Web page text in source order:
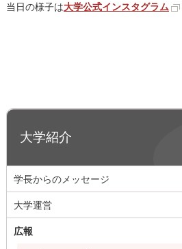
当日の様子は大学公式インスタグラム
大学紹介
学長からのメッセージ
大学運営
広報